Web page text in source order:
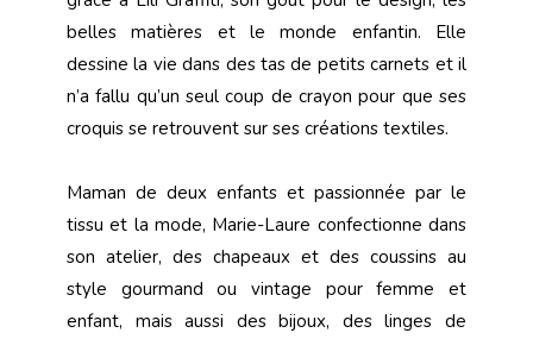
belles matières et le monde enfantin. Elle
dessine la vie dans des tas de petits carnets et il
n’a fallu qu’un seul coup de crayon pour que ses
croquis se retrouvent sur ses créations textiles.
Maman de deux enfants et passionnée par le
tissu et la mode, Marie-Laure confectionne dans
son atelier, des chapeaux et des coussins au
style gourmand ou vintage pour femme et
enfant, mais aussi des bijoux, des linges de